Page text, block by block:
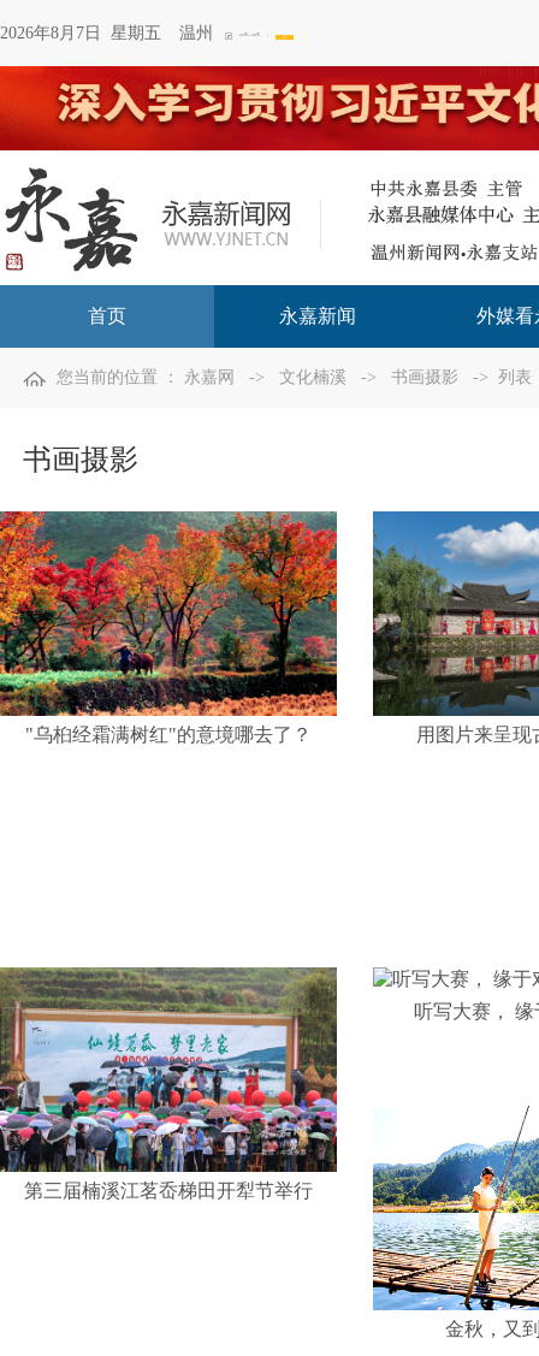
2026年8月7日 星期五 温州
首页 永嘉新闻 外媒看
您当前的位置 ： 永嘉网 -> 文化楠溪 -> 书画摄影 -> 列表
书画摄影
"乌桕经霜满树红"的意境哪去了？ 用图片来呈现
第三届楠溪江茗岙梯田开犁节举行
听写大赛，
金秋，又